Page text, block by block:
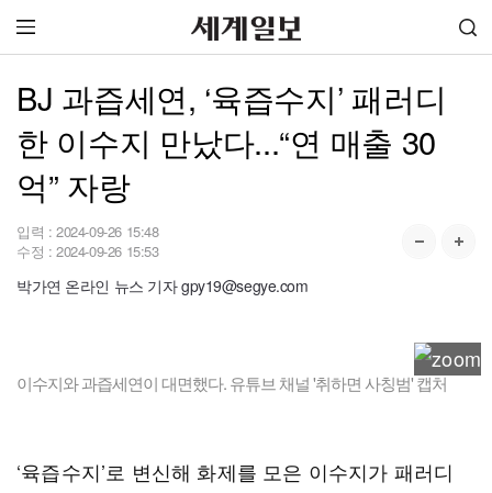
BJ 과즙세연, ‘육즙수지’ 패러디
한 이수지 만났다...“연 매출 30
억” 자랑
입력 : 2024-09-26 15:48
수정 : 2024-09-26 15:53
박가연 온라인 뉴스 기자 gpy19@segye.com
이수지와 과즙세연이 대면했다. 유튜브 채널 '취하면 사칭범' 캡처
‘육즙수지’로 변신해 화제를 모은 이수지가 패러디